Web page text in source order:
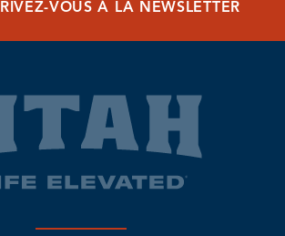
VOUS À LA NEWSLETTER